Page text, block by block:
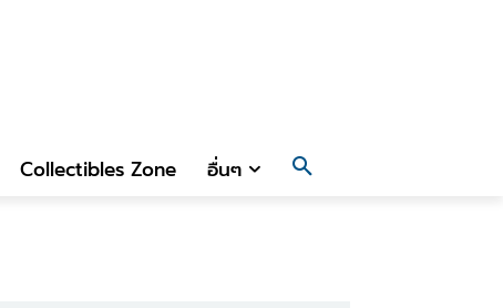
Collectibles Zone อื่นๆ